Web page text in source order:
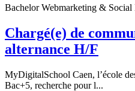
Bachelor Webmarketing & Social
Chargé(e) de
alternance H/F
MyDigitalSchool Caen, l’école
Bac+5, recherche pour l...